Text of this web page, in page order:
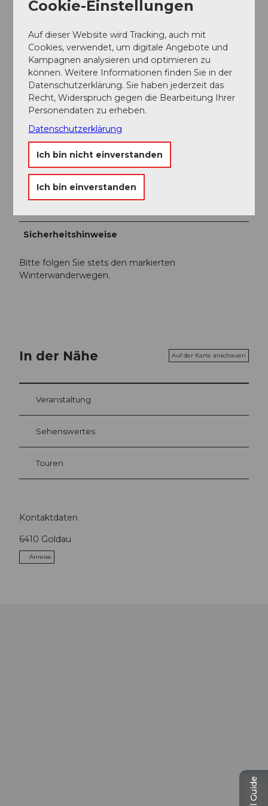
Hier gehts zum Fahrplan
Autor:in
Gäste-Service Rigi
Organisation
Gäste-Service Rigi
Unser Tipp
Rigi Klösterli ist der Verkehrsknotenpunkt für alle
Schlitten- & Skibegeisterten. Mit dem Schlittentaxi,
besser bekannt unter dem Namen Sportpendel-Zug,
reisen Sie wieder nach oben zum Kulm-Gipfel.
Sicherheitshinweise
Bitte folgen Sie stets den markierten
Winterwanderwegen.
In der Nähe Auf der Karte anschauen
Veranstaltung
Sehenswertes
Touren
Kontaktdaten
6410 Goldau
Anreise
Cookie-Einstellungen
Auf dieser Website wird Tracking, auch mit
Cookies, verwendet, um digitale Angebote und
Kampagnen analysieren und optimieren zu
können. Weitere Informationen finden Sie in der
Datenschutzerklärung. Sie haben jederzeit das
Recht, Widerspruch gegen die Bearbeitung Ihrer
Personendaten zu erheben.
Datenschutzerklärung
Ich bin nicht einverstanden
Ich bin einverstanden